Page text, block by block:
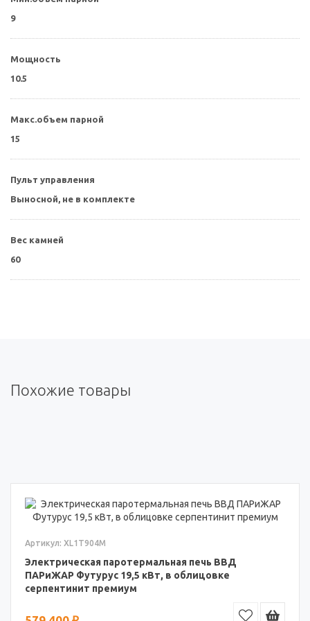
9
Мощность
10.5
Макс.объем парной
15
Пульт управления
Выносной, не в комплекте
Вес камней
60
Похожие товары
Артикул: XL1T904M
Электрическая паротермальная печь ВВД
ПАРиЖАР Футурус 19,5 кВт, в облицовке
серпентинит премиум